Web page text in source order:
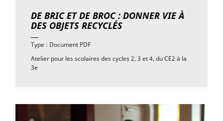
DE BRIC ET DE BROC : DONNER VIE À
DES OBJETS RECYCLÉS
Type : Document PDF
Atelier pour les scolaires des cycles 2, 3 et 4, du CE2 à la
3e